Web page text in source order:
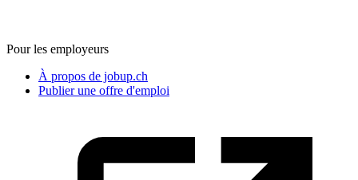
Pour les employeurs
À propos de jobup.ch
Publier une offre d'emploi